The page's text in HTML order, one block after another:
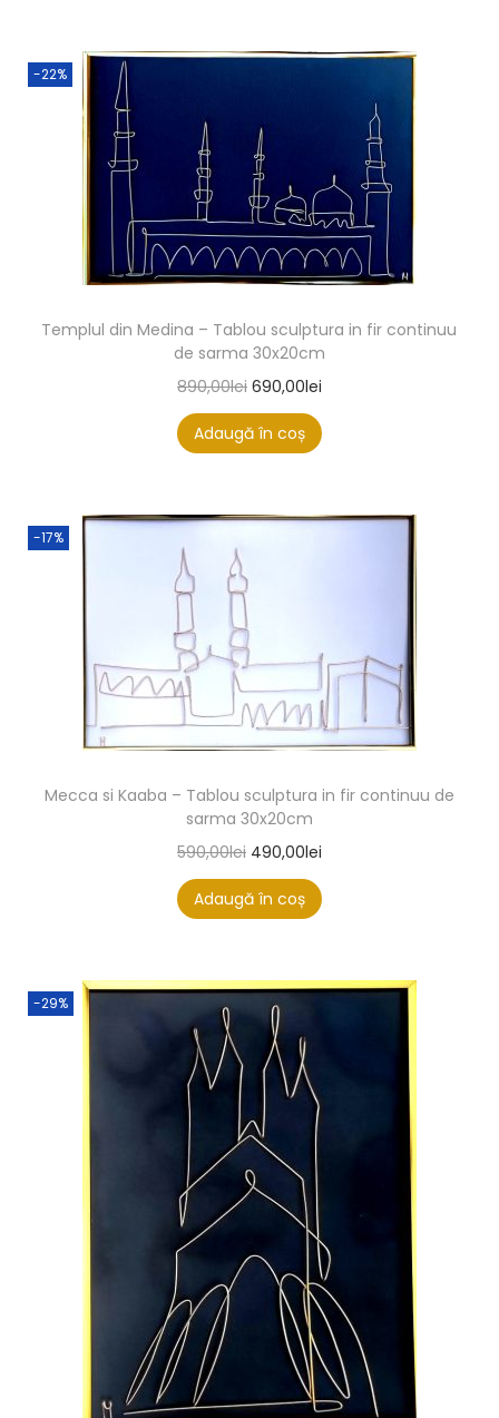
-22%
Templul din Medina – Tablou sculptura in fir continuu
de sarma 30x20cm
890,00lei 690,00lei
Adaugă în coș
-17%
Mecca si Kaaba – Tablou sculptura in fir continuu de
sarma 30x20cm
590,00lei 490,00lei
Adaugă în coș
-29%